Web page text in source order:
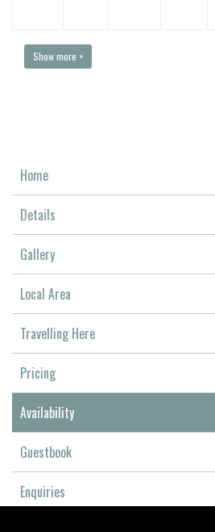
Show more >
Home
Details
Gallery
Local Area
Travelling Here
Pricing
Availability
Guestbook
Enquiries